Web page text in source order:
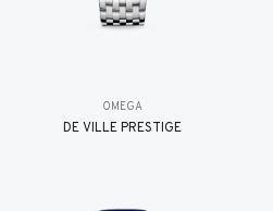
OMEGA
DE VILLE PRESTIGE